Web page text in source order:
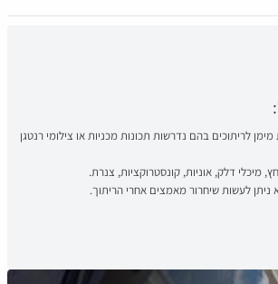
לריתוכים בהם נדרשות תכונות מכניות או צילומי רנטגן
מיכלי דלק, אוניות, קונסטרוקציות, צנרת.
ניתן לעשות שיחרור מאמצים אחרי הריתוך.